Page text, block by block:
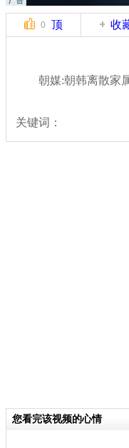
0 顶 收
朝媒:朝韩离散家属
关键词：
您看完该视频的心情